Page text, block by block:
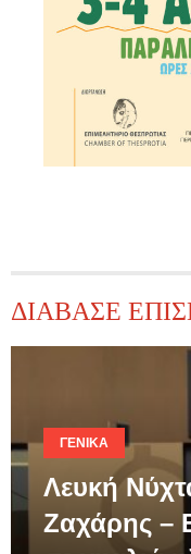
ΔΙΑΒΑΣΕ
ΓΕΝΙΚΆ
Λευκή
Ζαχάρης –